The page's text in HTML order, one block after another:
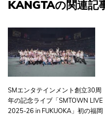
KANGTAの関連記
SMエンタテインメント創立30周
年の記念ライブ「SMTOWN LIVE
2025-26 in FUKUOKA」初の福岡